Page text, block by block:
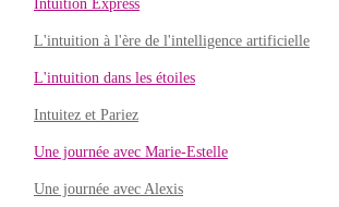
Intuition Express
L'intuition à l'ère de l'intelligence artificielle
L'intuition dans les étoiles
Intuitez et Pariez
Une journée avec Marie-Estelle
Une journée avec Alexis